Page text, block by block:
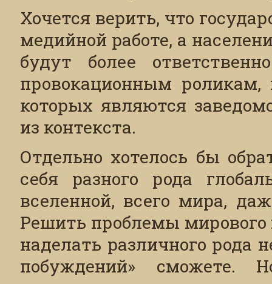
Хочется верить, что
медийной работе, а
будут более
провокационным
которых являются
из контекста.
Отдельно хотелось бы
себя разного рода
вселенной, всего мира,
Решить проблемы
наделать различного рода
побуждений» сможете.